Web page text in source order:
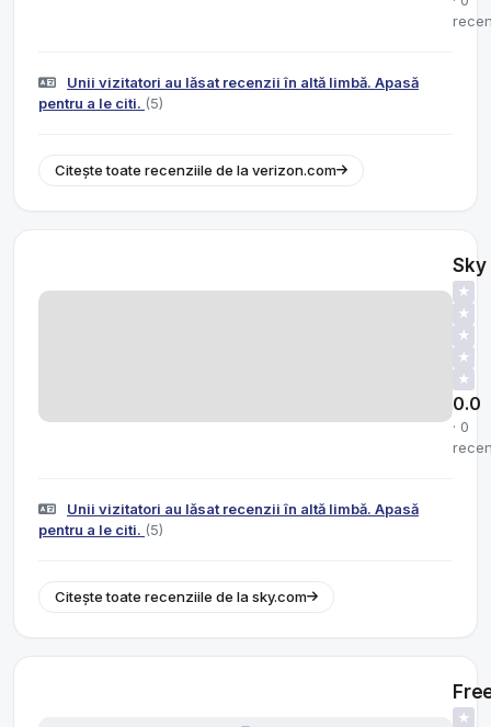
Unii vizitatori au lăsat recenzii în altă limbă. Apasă
pentru a le citi. (5)
Citește toate recenziile de la verizon.com
Sky
★
★
★
★
★
0.0
· 0
Unii vizitatori au lăsat recenzii în altă limbă. Apasă
pentru a le citi. (5)
Citește toate recenziile de la sky.com
★